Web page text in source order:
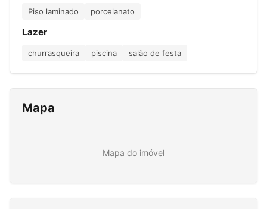
Piso laminado porcelanato
Lazer
churrasqueira piscina salão de festa
Mapa
Mapa do imóvel